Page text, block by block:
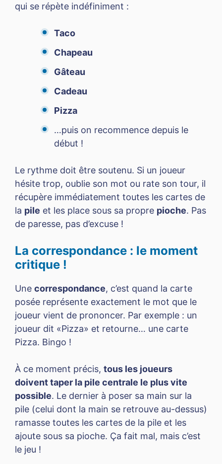
qui se répète indéfiniment :
Taco
Chapeau
Gâteau
Cadeau
Pizza
…puis on recommence depuis le
début !
Le rythme doit être soutenu. Si un joueur
hésite trop, oublie son mot ou rate son tour, il
récupère immédiatement toutes les cartes de
la pile et les place sous sa propre pioche. Pas
de paresse, pas d’excuse !
La correspondance : le moment
critique !
Une correspondance, c’est quand la carte
posée représente exactement le mot que le
joueur vient de prononcer. Par exemple : un
joueur dit «Pizza» et retourne… une carte
Pizza. Bingo !
À ce moment précis, tous les joueurs
doivent taper la pile centrale le plus vite
possible. Le dernier à poser sa main sur la
pile (celui dont la main se retrouve au-dessus)
ramasse toutes les cartes de la pile et les
ajoute sous sa pioche. Ça fait mal, mais c’est
le jeu !